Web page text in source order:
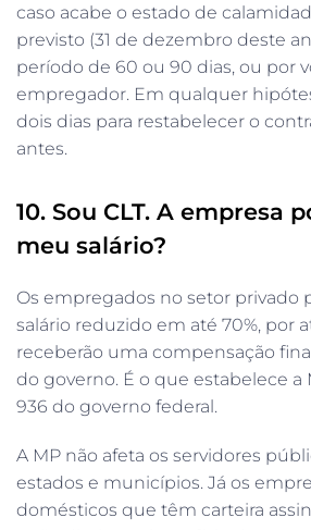
caso acabe o estado de
previsto (31 de dezembro deste
período de 60 ou 90 dias, ou por
empregador. Em qualquer
dois dias para restabelecer o
antes.
10. Sou CLT. A empresa
meu salário?
Os empregados no setor privado
salário reduzido em até 70%, por
receberão uma compensação
do governo. É o que estabelece a
936 do governo federal.
A MP não afeta os servidores
estados e municípios. Já os
domésticos que têm carteira